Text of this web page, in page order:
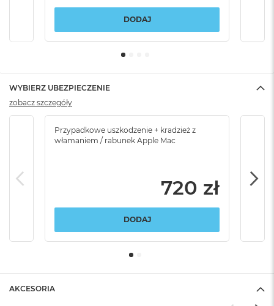
DODAJ
WYBIERZ UBEZPIECZENIE
Przypadkowe uszkodzenie + kradzież z
włamaniem / rabunek Apple Mac
720 zł
DODAJ
zobacz szczegóły
AKCESORIA